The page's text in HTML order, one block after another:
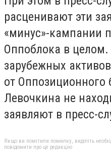
расценивают эти
«минус»-кампании
Оппоблока в
зарубежных
от Оппозиционного
Левочкина не
заявляют в пресс-
Якщо ви помітили помилку, виділіть
повідомити про це редакцію